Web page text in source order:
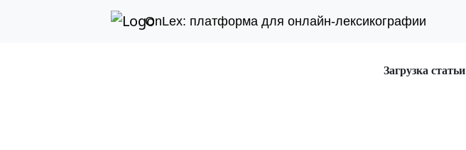
OnLex: платформа для онлайн-лексикографии
Загрузка статьи